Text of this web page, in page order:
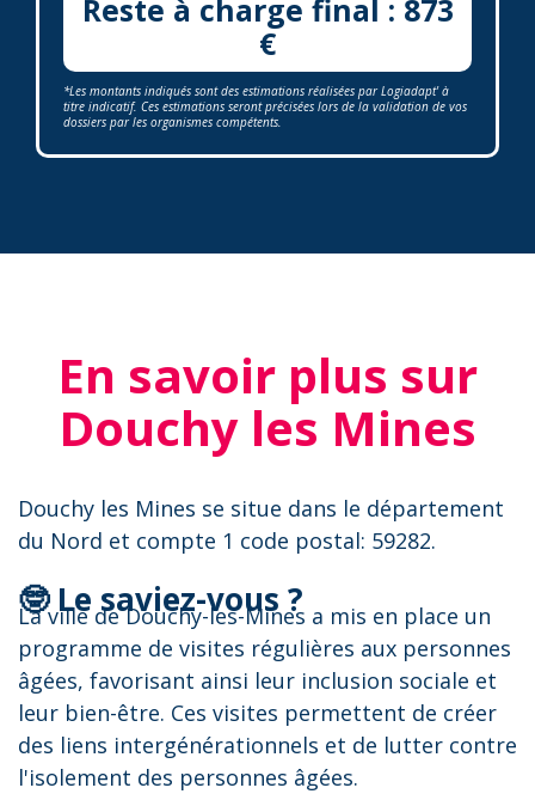
Reste à charge final : 873
€
*Les montants indiqués sont des estimations réalisées par Logiadapt' à
titre indicatif. Ces estimations seront précisées lors de la validation de vos
dossiers par les organismes compétents.
En savoir plus sur
Douchy les Mines
Douchy les Mines se situe dans le département
du Nord et compte 1 code postal: 59282.
🤓 Le saviez-vous ?
La ville de Douchy-les-Mines a mis en place un
programme de visites régulières aux personnes
âgées, favorisant ainsi leur inclusion sociale et
leur bien-être. Ces visites permettent de créer
des liens intergénérationnels et de lutter contre
l'isolement des personnes âgées.